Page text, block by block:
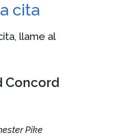
cita
llame al
Concord
Pike